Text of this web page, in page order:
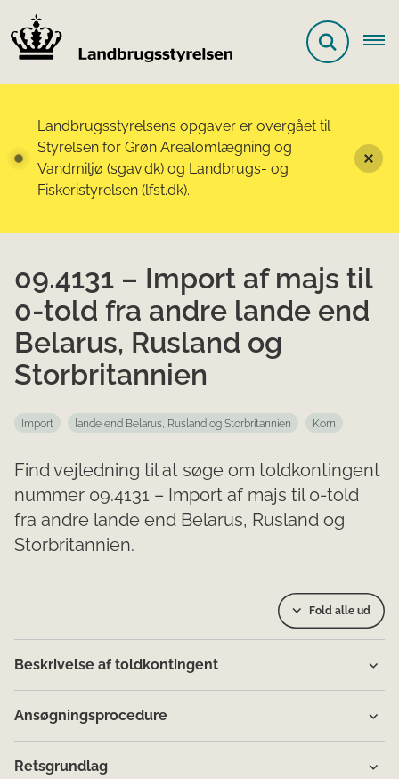
Landbrugsstyrelsens opgaver er overgået til
Styrelsen for Grøn Arealomlægning og
Vandmiljø (sgav.dk) og Landbrugs- og
Fiskeristyrelsen (lfst.dk).
09.4131 – Import af majs til
0-told fra andre lande end
Belarus, Rusland og
Storbritannien
Import lande end Belarus, Rusland og Storbritannien Korn
Find vejledning til at søge om toldkontingent
nummer 09.4131 – Import af majs til 0-told
fra andre lande end Belarus, Rusland og
Storbritannien.
Fold alle ud
Beskrivelse af toldkontingent
Ansøgningsprocedure
Retsgrundlag